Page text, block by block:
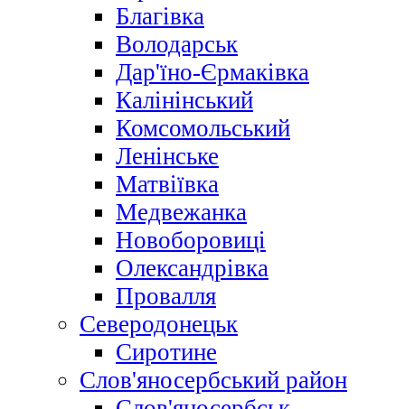
Благівка
Володарськ
Дар'їно-Єрмаківка
Калінінський
Комсомольський
Ленінське
Матвіївка
Медвежанка
Новоборовиці
Олександрівка
Провалля
Северодонецьк
Сиротине
Слов'яносербський район